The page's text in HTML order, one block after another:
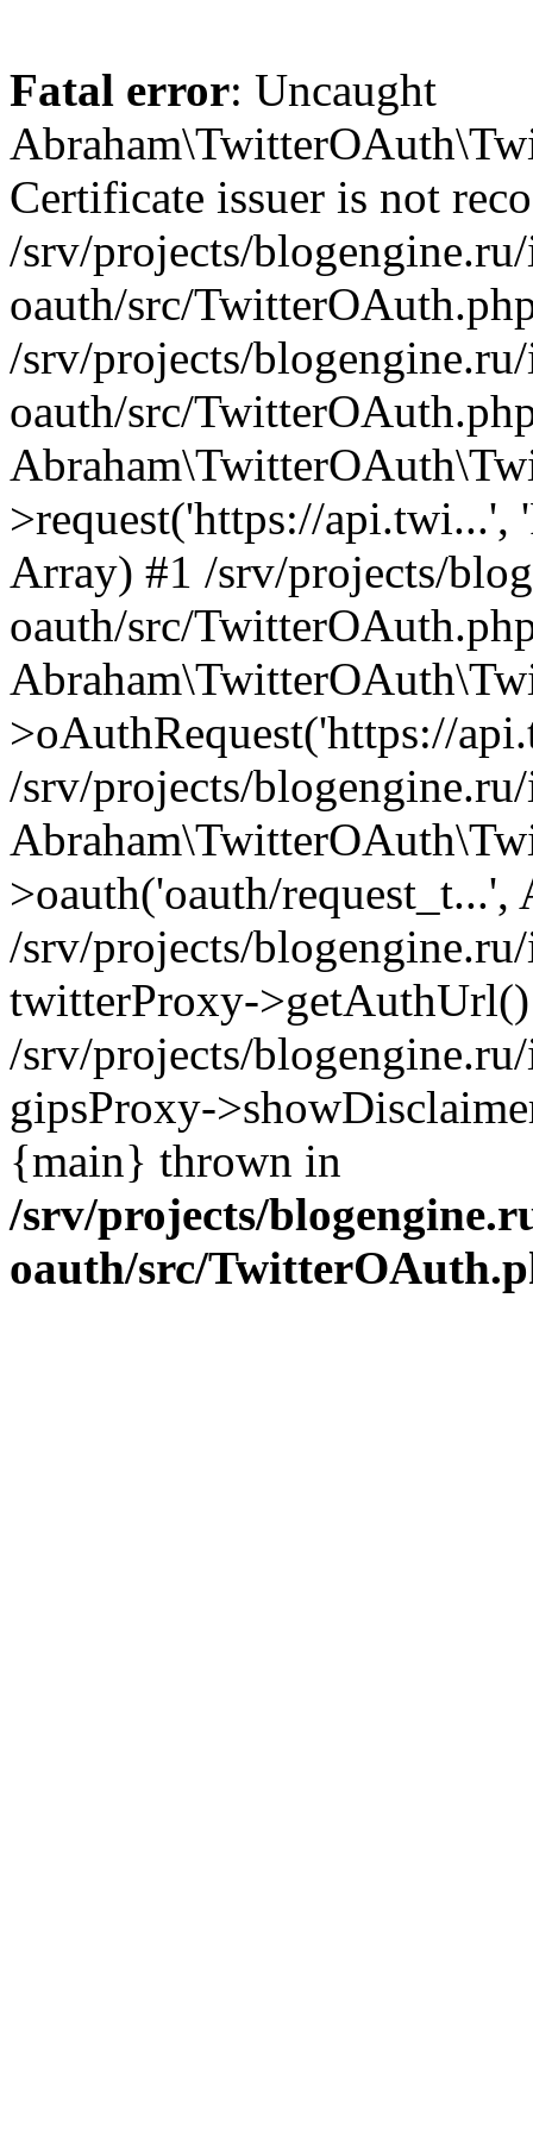
Fatal error: Uncaught
Certificate issuer is not
/srv/projects/
oauth/src/
/srv/projects/
oauth/src/
>request('https://
Array) #1 /srv/projects/
oauth/src/
>oAuthRequest('https://
/srv/projects/
>oauth('oauth/request_t...',
/srv/projects/
twitterProxy-
/srv/projects/
gipsProxy-
{main} thrown in
/srv/projects/
oauth/src/